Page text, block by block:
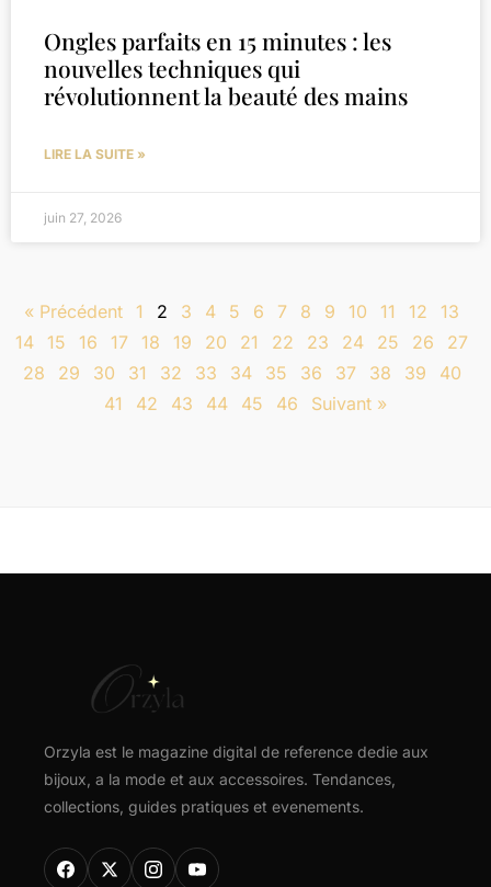
Ongles parfaits en 15 minutes : les
nouvelles techniques qui
révolutionnent la beauté des mains
LIRE LA SUITE »
juin 27, 2026
« Précédent 1 2 3 4 5 6 7 8 9 10 11 12
13
14 15 16 17 18 19 20 21 22 23 24 25 26
27
28
29 30 31 32 33 34 35 36 37 38 39
40
41
42 43 44 45 46 Suivant »
Orzyla est le magazine digital de reference dedie aux
bijoux, a la mode et aux accessoires. Tendances,
collections, guides pratiques et evenements.